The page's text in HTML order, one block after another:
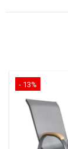
- 13%